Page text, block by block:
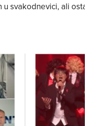
svakodnevici, ali